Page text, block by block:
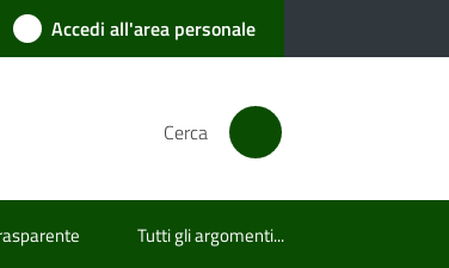
Accedi all'area personale
Cerca
Tutti gli argomenti...